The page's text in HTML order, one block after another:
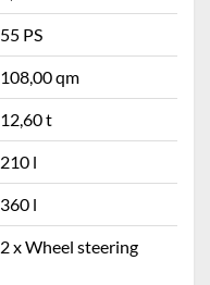
55 PS
108,00 qm
12,60 t
210 l
360 l
2 x Wheel steering